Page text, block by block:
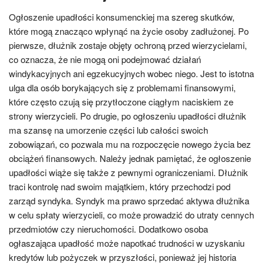
Ogłoszenie upadłości konsumenckiej ma szereg skutków,
które mogą znacząco wpłynąć na życie osoby zadłużonej. Po
pierwsze, dłużnik zostaje objęty ochroną przed wierzycielami,
co oznacza, że nie mogą oni podejmować działań
windykacyjnych ani egzekucyjnych wobec niego. Jest to istotna
ulga dla osób borykających się z problemami finansowymi,
które często czują się przytłoczone ciągłym naciskiem ze
strony wierzycieli. Po drugie, po ogłoszeniu upadłości dłużnik
ma szansę na umorzenie części lub całości swoich
zobowiązań, co pozwala mu na rozpoczęcie nowego życia bez
obciążeń finansowych. Należy jednak pamiętać, że ogłoszenie
upadłości wiąże się także z pewnymi ograniczeniami. Dłużnik
traci kontrolę nad swoim majątkiem, który przechodzi pod
zarząd syndyka. Syndyk ma prawo sprzedać aktywa dłużnika
w celu spłaty wierzycieli, co może prowadzić do utraty cennych
przedmiotów czy nieruchomości. Dodatkowo osoba
ogłaszająca upadłość może napotkać trudności w uzyskaniu
kredytów lub pożyczek w przyszłości, ponieważ jej historia